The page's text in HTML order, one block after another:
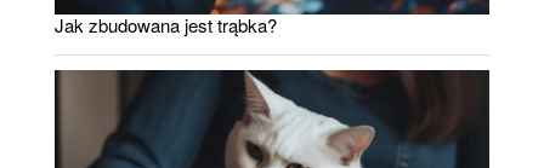
Jak zbudowana jest trąbka?